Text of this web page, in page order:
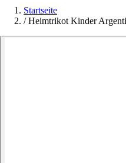
Startseite
/ Heimtrikot Kinder